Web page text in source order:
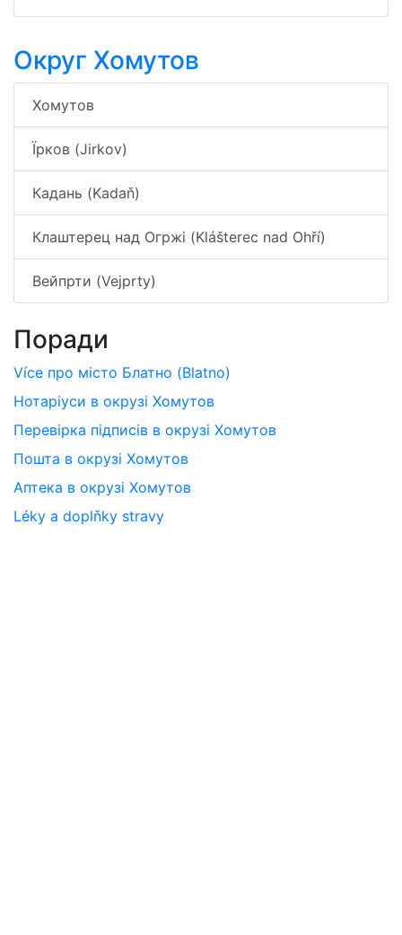
Округ Хомутов
Хомутов
Їрков (Jirkov)
Кадань (Kadaň)
Клаштерец над Огржі (Klášterec nad Ohří)
Вейпрти (Vejprty)
Поради
Více про місто Блатно (Blatno)
Нотаріуси в окрузі Хомутов
Перевірка підписів в окрузі Хомутов
Пошта в окрузі Хомутов
Аптека в окрузі Хомутов
Léky a doplňky stravy